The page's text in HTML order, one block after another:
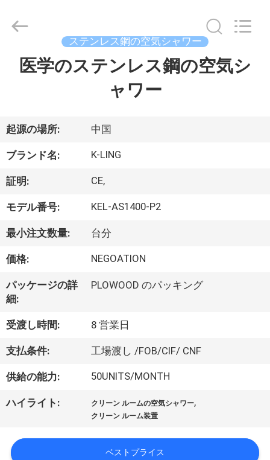
製
品
わ
た
た
ち
に
つ
い
2014
Purification
Technology
ステンレス鋼の空気シャワー
医学のステンレス鋼の空気シ
ャワー
起源の場所: 中国
ブランド名: K-LING
証明: CE,
モデル番号: KEL-AS1400-P2
最小注文数量: 台分
価格: NEGOATION
パッケージの詳
細:
PLOWOOD のパッキング
受渡し時間: 8 営業日
支払条件: 工場渡し /FOB/CIF/ CNF
供給の能力: 50UNITS/MONTH
ハイライト: クリーン ルームの空気シャワー,
クリーン ルーム装置
ベストプライス